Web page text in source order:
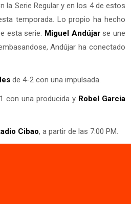
la Serie Regular y en los 4 de estos
temporada. Lo propio ha hecho
esta serie. Miguel Andújarse une
Andújar ha conectado
de 4-2 con una impulsada.
con una producida y Robel Garcia
Cibao, a partir de las 7:00 PM.